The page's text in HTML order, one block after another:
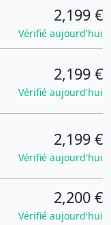
2,199 €
Vérifié aujourd'hui
2,199 €
Vérifié aujourd'hui
2,199 €
Vérifié aujourd'hui
2,200 €
Vérifié aujourd'hui